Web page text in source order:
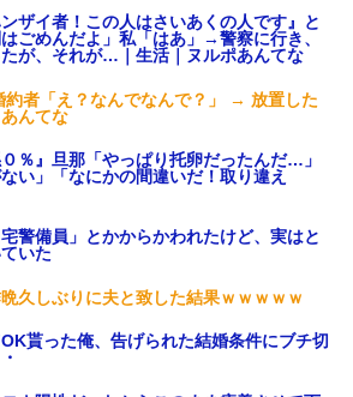
電なくなったね…部屋くる？」ワイ「行
』とか言っているのが聞こえた。俺「こ
んの？」嫁「ごめんなさい…！（大号
と行為してきたが後悔しかない…
手『どうか相続を放棄して下さい、昔の
なさい…』私「お子さんはフリン略奪婚
『 』結果→
た。俺（嫁も嫁実家も電話に出ない…不
ザイ者！この人はさいあくの人です』と
ごめんだよ」私「はあ」→警察に行き、
たが、それが…｜生活｜ヌルポあんてな
約者「え？なんでなんで？」 → 放置した
あんてな
％』旦那「やっぱり托卵だったんだ…」
い」「なにかの間違いだ！取り違え
警備員」とかからかわれたけど、実はと
いた
久しぶりに夫と致した結果ｗｗｗｗｗ
貰った俺、告げられた結婚条件にブチ切